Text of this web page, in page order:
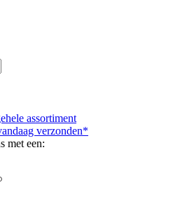
assortiment
verzonden*
met een: